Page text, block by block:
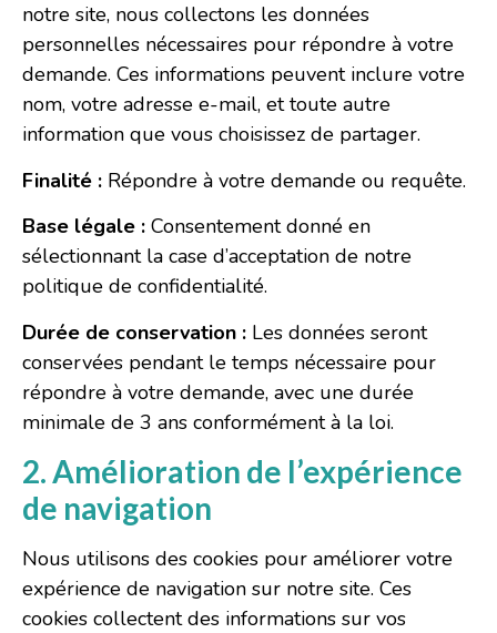
notre site, nous collectons les données
personnelles nécessaires pour répondre à votre
demande. Ces informations peuvent inclure votre
nom, votre adresse e-mail, et toute autre
information que vous choisissez de partager.
Finalité : Répondre à votre demande ou requête.
Base légale : Consentement donné en
sélectionnant la case d’acceptation de notre
politique de confidentialité.
Durée de conservation : Les données seront
conservées pendant le temps nécessaire pour
répondre à votre demande, avec une durée
minimale de 3 ans conformément à la loi.
2. Amélioration de l’expérience
de navigation
Nous utilisons des cookies pour améliorer votre
expérience de navigation sur notre site. Ces
cookies collectent des informations sur vos